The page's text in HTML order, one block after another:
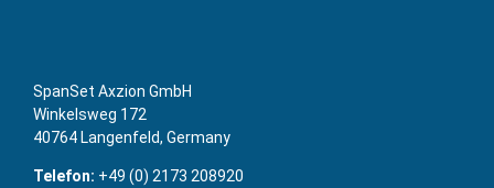
SpanSet Axzion GmbH
Winkelsweg 172
40764 Langenfeld, Germany
Telefon: +49 (0) 2173 208920